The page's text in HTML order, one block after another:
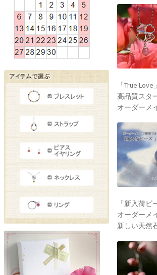
「True Love」
高品質スタ
オーダーメ
「新入荷ビ
オーダーメ
新しい天然